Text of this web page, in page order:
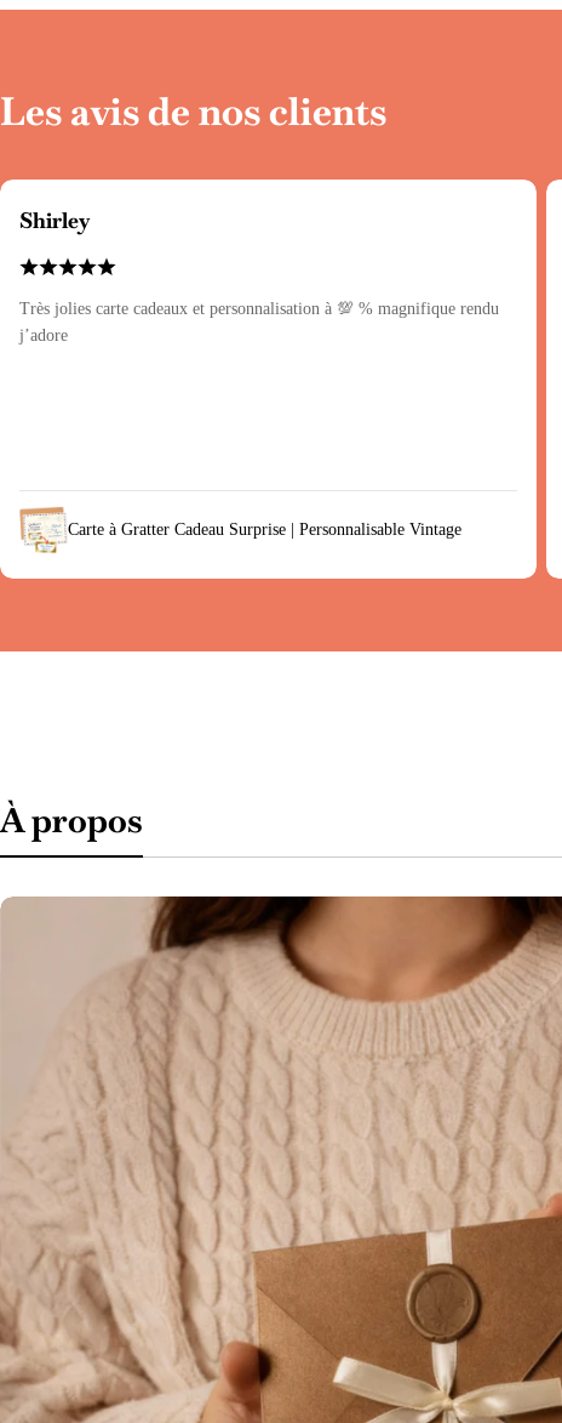
Les avis de nos clients
Shirley
Très jolies carte cadeaux et personnalisation à 💯 % magnifique rendu
j’adore
Carte à Gratter Cadeau Surprise | Personnalisable Vintage
À propos